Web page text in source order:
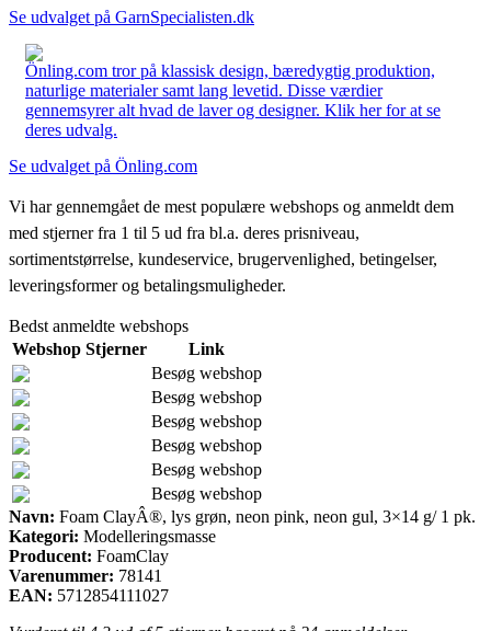
Se udvalget på GarnSpecialisten.dk
Önling.com tror på klassisk design, bæredygtig produktion,
naturlige materialer samt lang levetid. Disse værdier
gennemsyrer alt hvad de laver og designer. Klik her for at se
deres udvalg.
Se udvalget på Önling.com
Vi har gennemgået de mest populære webshops og anmeldt dem
med stjerner fra 1 til 5 ud fra bl.a. deres prisniveau,
sortimentstørrelse, kundeservice, brugervenlighed, betingelser,
leveringsformer og betalingsmuligheder.
Bedst anmeldte webshops
Webshop Stjerner
Link
Besøg webshop
Besøg webshop
Besøg webshop
Besøg webshop
Besøg webshop
Besøg webshop
Navn: Foam ClayÂ®, lys grøn, neon pink, neon gul, 3×14 g/ 1 pk.
Kategori: Modelleringsmasse
Producent: FoamClay
Varenummer: 78141
EAN: 5712854111027